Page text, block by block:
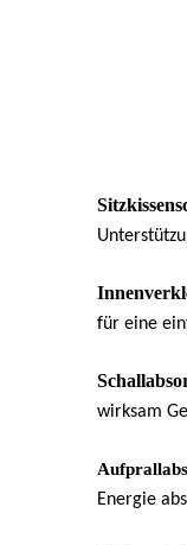
für eine
wirksam
Energie